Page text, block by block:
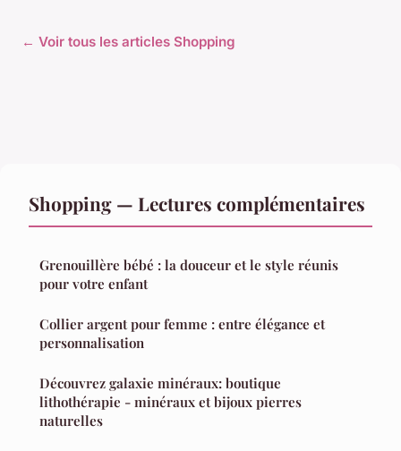
← Voir tous les articles Shopping
Shopping — Lectures complémentaires
Grenouillère bébé : la douceur et le style réunis
pour votre enfant
Collier argent pour femme : entre élégance et
personnalisation
Découvrez galaxie minéraux: boutique
lithothérapie - minéraux et bijoux pierres
naturelles